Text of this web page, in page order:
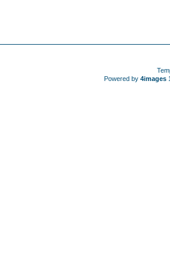
Powered by 4images